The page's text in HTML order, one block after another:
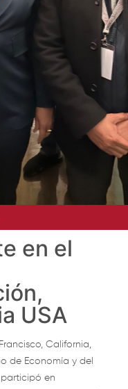
en el
USA
California,
de Economía y del
participó en